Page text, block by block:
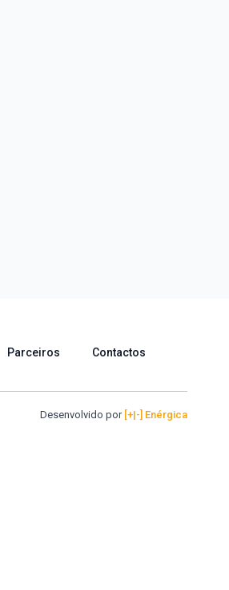
Parceiros Contactos
Desenvolvido por [+|-] Enérgica